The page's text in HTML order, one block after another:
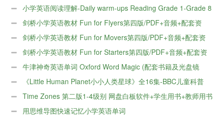
小学英语阅读理解-Daily warm-ups Reading Grade 1-Grade 8
百度网盘下载
剑桥小学英语教材 Fun for Flyers第四版/PDF+音频+配套资
料 剑桥小学英语教材 Fun for Movers第四版/PDF+音频+配套资
料 剑桥小学英语教材 Fun for Starters第四版/PDF+音频+配套资
料 牛津神奇英语单词 Oxford Word Magic (配套书籍及光盘镜
像)
《Little Human Planet小小人类星球》全16集-BBC儿童科普
片 Time Zones 第二版1-4级别 网盘白板软件+学生用书+教师用书
+音频+视频
用思维导图快速记忆小学英语单词